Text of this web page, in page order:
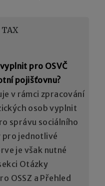
TAX
pro OSVČ
pojišťovnu?
v rámci zpracování
osob vyplnit
správu sociálního
pro jednotlivé
je však nutné
Otázky
OSSZ a Přehled